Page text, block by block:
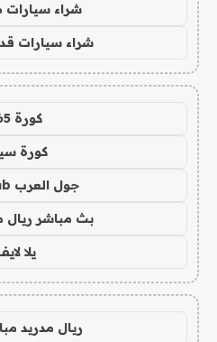
شراء
شراء سيارات
كورة 365
كورة
جول العرب goalarab
بث مباشر ريال
يلا
ريال مدريد